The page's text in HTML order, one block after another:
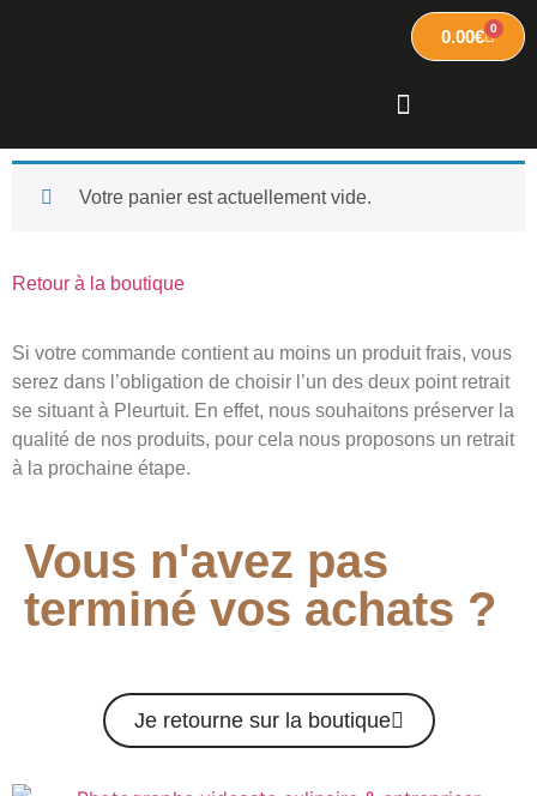
0.00€ 0
Votre panier est actuellement vide.
Retour à la boutique
Si votre commande contient au moins un produit frais, vous
serez dans l’obligation de choisir l’un des deux point retrait
se situant à Pleurtuit. En effet, nous souhaitons préserver la
qualité de nos produits, pour cela nous proposons un retrait
à la prochaine étape.
Vous n'avez pas
terminé vos achats ?
Je retourne sur la boutique